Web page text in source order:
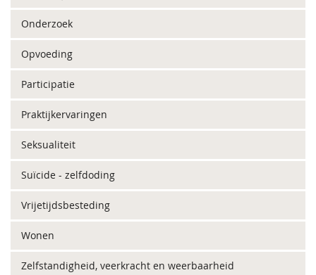
Onderzoek
Opvoeding
Participatie
Praktijkervaringen
Seksualiteit
Suïcide - zelfdoding
Vrijetijdsbesteding
Wonen
Zelfstandigheid, veerkracht en weerbaarheid